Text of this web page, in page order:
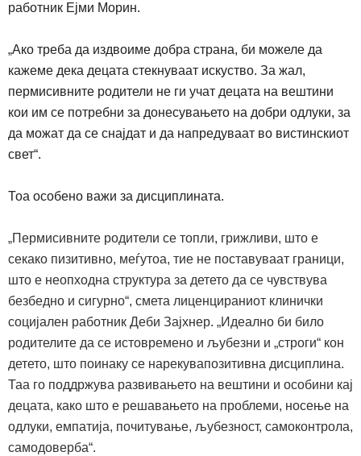
работник Ејми Морин.
„Ако треба да издвоиме добра страна, би можеле да
кажеме дека децата стекнуваат искуство. За жал,
пермисивните родители не ги учат децата на вештини
кои им се потребни за донесувањето на добри одлуки, за
да можат да се снајдат и да напредуваат во вистинскиот
свет“.
Тоа особено важи за дисциплината.
„Пермисивните родители се топли, грижливи, што е
секако пизитивно, меѓутоа, тие не поставуваат граници,
што е неопходна структура за детето да се чувствува
безбедно и сигурно“, смета лиценцираниот клинички
социјален работник Деби Зајхнер. „Идеално би било
родителите да се истовремено и љубезни и „строги“ кон
детето, што поинаку се нарекувапозитивна дисциплина.
Таа го поддржува развивањето на вештини и особини кај
децата, како што е решавањето на проблеми, носење на
одлуки, емпатија, почитување, љубезност, самоконтрола,
самодоверба“.